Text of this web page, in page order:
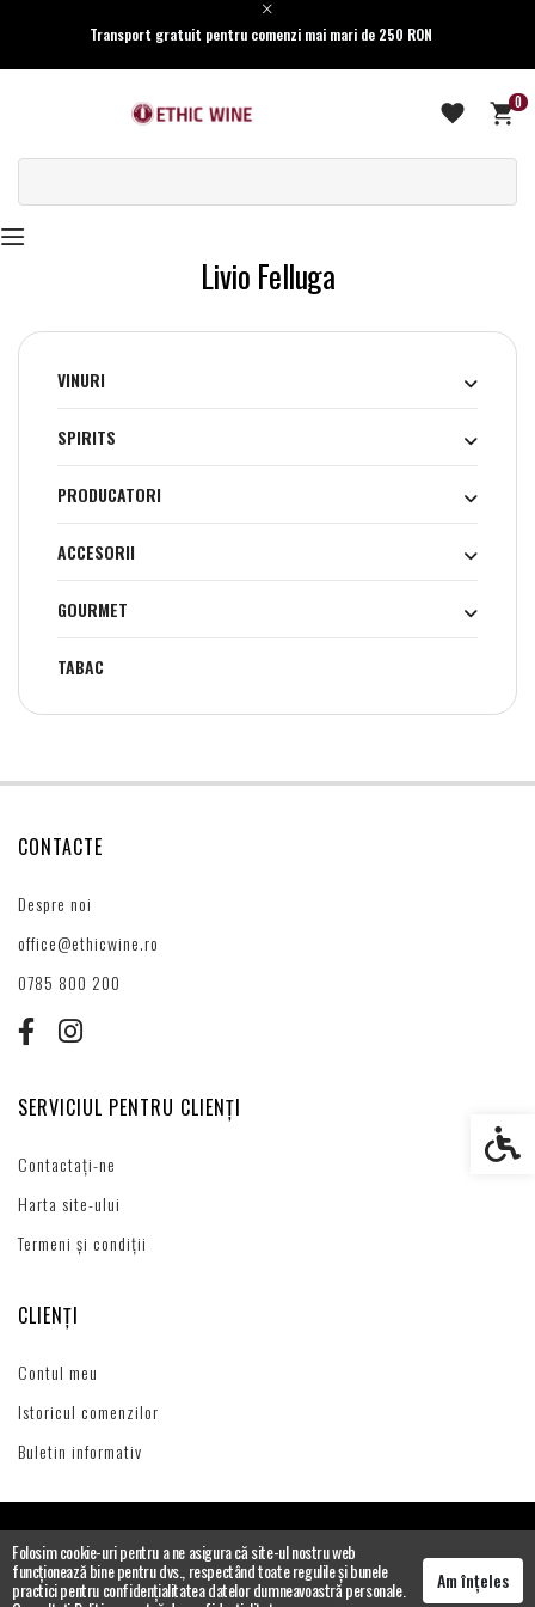
Transport gratuit pentru comenzi mai mari de 250 RON
0
Livio Felluga
VINURI
SPIRITS
PRODUCATORI
ACCESORII
GOURMET
TABAC
Folosim cookie-uri pentru a ne asigura că site-ul nostru web
funcționează bine pentru dvs., respectând toate regulile și bunele
practici pentru confidențialitatea datelor dumneavoastră personale. Am înțeles
CONTACTE
Despre noi
office@ethicwine.ro
0785 800 200
SERVICIUL PENTRU CLIENȚI
Contactați-ne
Harta site-ului
Termeni și condiții
CLIENȚI
Contul meu
Istoricul comenzilor
Buletin informativ
Setări